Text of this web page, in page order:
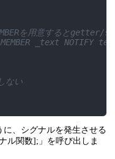
を用意するとgetter/
_text NOTIFY
ない
、シグナルを発生させる
ル関数];」を呼び出しま